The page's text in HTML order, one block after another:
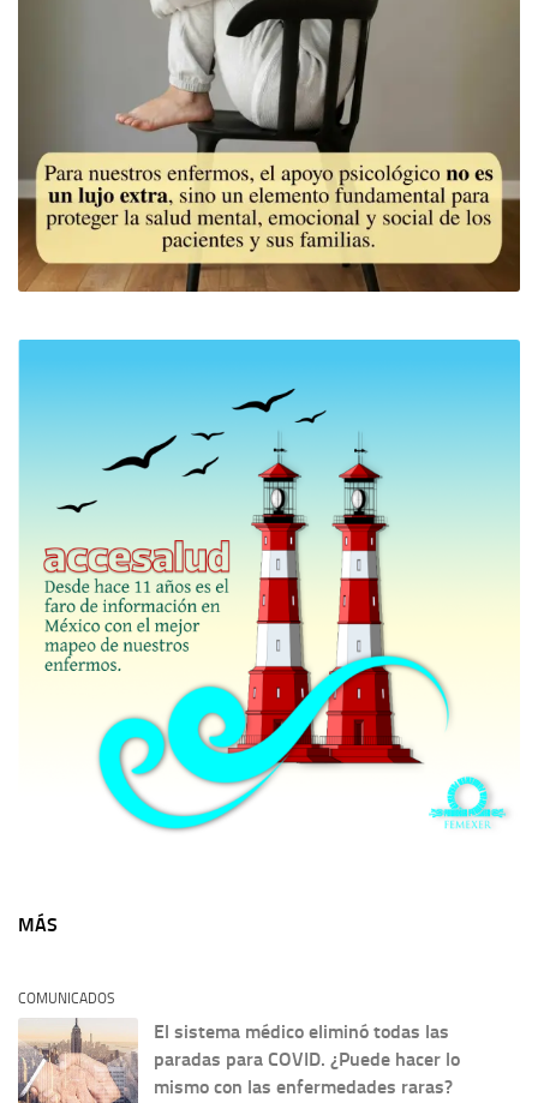
MÁS
COMUNICADOS
El sistema médico eliminó todas las
paradas para COVID. ¿Puede hacer lo
mismo con las enfermedades raras?